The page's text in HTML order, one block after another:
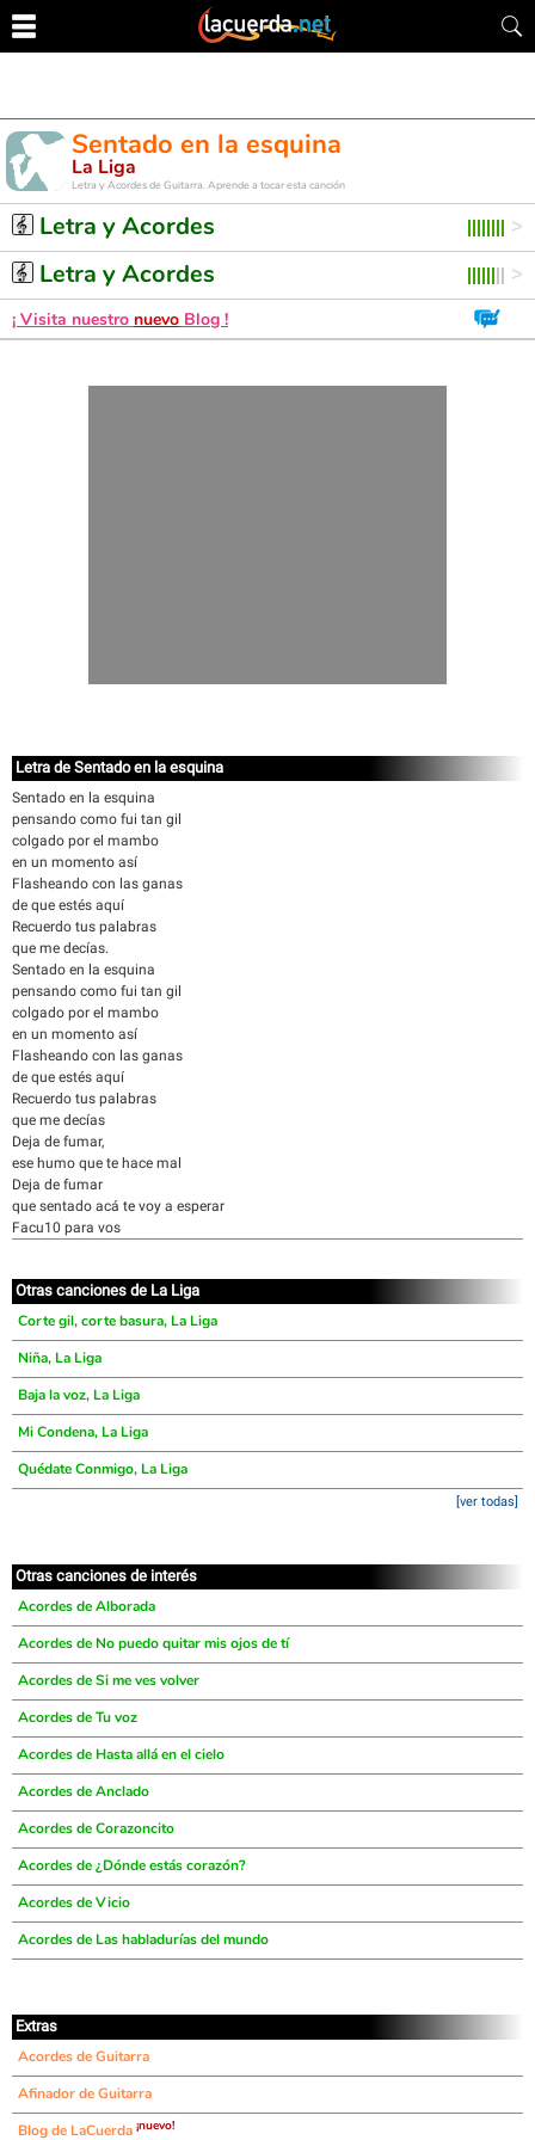
Sentado en la esquina
La Liga
Letra y Acordes de Guitarra. Aprende a tocar esta canción
Letra y Acordes
Letra y Acordes
¡ Visita nuestro nuevo Blog !
Letra de Sentado en la esquina
Sentado en la esquina
pensando como fui tan gil
colgado por el mambo
en un momento así
Flasheando con las ganas
de que estés aquí
Recuerdo tus palabras
que me decías.
Sentado en la esquina
pensando como fui tan gil
colgado por el mambo
en un momento así
Flasheando con las ganas
de que estés aquí
Recuerdo tus palabras
que me decías
Deja de fumar,
ese humo que te hace mal
Deja de fumar
que sentado acá te voy a esperar
Facu10 para vos
Otras canciones de La Liga
Corte gil, corte basura, La Liga
Niña, La Liga
Baja la voz, La Liga
Mi Condena, La Liga
Quédate Conmigo, La Liga
[ver todas]
Otras canciones de interés
Acordes de Alborada
Acordes de No puedo quitar mis ojos de tí
Acordes de Si me ves volver
Acordes de Tu voz
Acordes de Hasta allá en el cielo
Acordes de Anclado
Acordes de Corazoncito
Acordes de ¿Dónde estás corazón?
Acordes de Vicio
Acordes de Las habladurías del mundo
Extras
Acordes de Guitarra
Afinador de Guitarra
Blog de LaCuerda ¡nuevo!